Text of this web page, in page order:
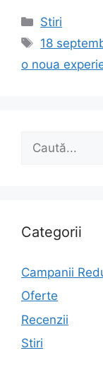
Categorii
Stiri
Etichete
18
o noua
după:
Categorii
Campanii
Oferte
Recenzii
Stiri